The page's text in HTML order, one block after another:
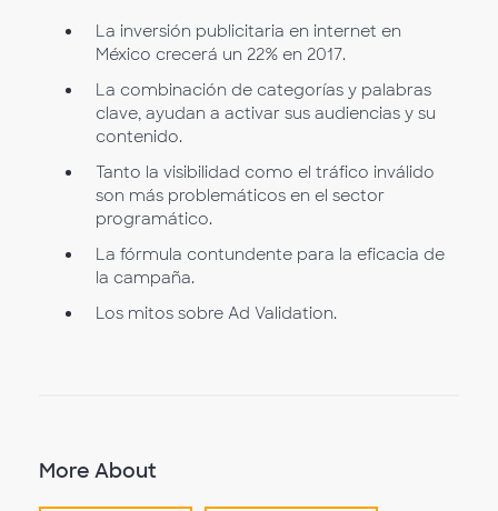
La inversión publicitaria en internet en
México crecerá un 22% en 2017.
La combinación de categorías y palabras
clave, ayudan a activar sus audiencias y su
contenido.
Tanto la visibilidad como el tráfico inválido
son más problemáticos en el sector
programático.
La fórmula contundente para la eficacia de
la campaña.
Los mitos sobre Ad Validation.
More About